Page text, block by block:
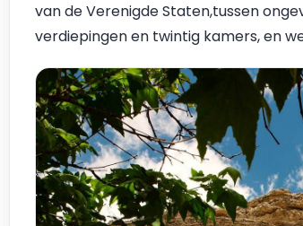
van de Verenigde Staten,tussen
verdiepingen en twintig kamers, en